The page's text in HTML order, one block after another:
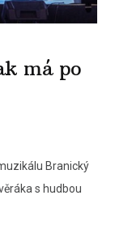
má po
Branický
s hudbou